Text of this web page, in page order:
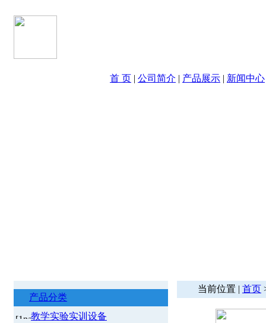
首 页 | 公司简介 | 产品展示 | 新闻中心
产品分类
教学实验实训设备
当前位置 | 首页